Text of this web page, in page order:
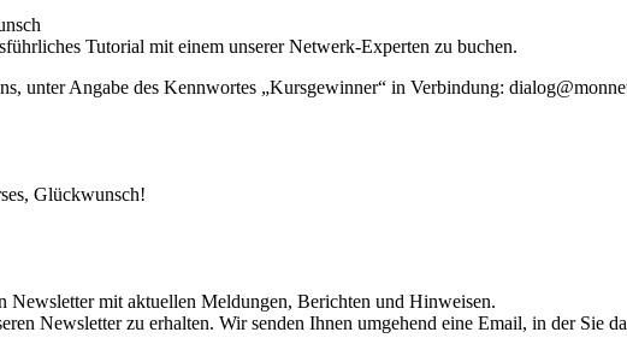
Tutorial mit einem unserer Netwerk-Experten zu buchen.
unter Angabe des Kennwortes „Kursgewinner“ in Verbindung:
Glückwunsch!
Newsletter mit aktuellen Meldungen, Berichten und Hinweisen.
Newsletter zu erhalten. Wir senden Ihnen umgehend eine Email, in der Sie